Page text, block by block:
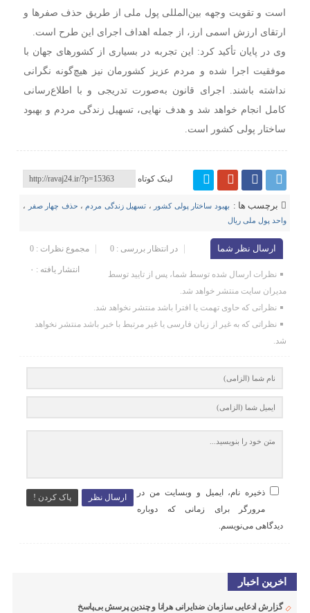
است و تقویت وجهه بین‌المللی پول ملی از طریق حذف صفرها و
ارتقای ارزش اسمی ارز، از جمله اهداف اجرای این طرح است.
وی در پایان تأکید کرد: این تجربه در بسیاری از کشورهای جهان با
موفقیت اجرا شده و مردم عزیز کشورمان نیز هیچ‌گونه نگرانی
نداشته باشند. اجرای قانون به‌صورت تدریجی و با اطلاع‌رسانی
کامل انجام خواهد شد و هدف نهایی، تسهیل زندگی مردم و بهبود
ساختار پولی کشور است.
لینک کوتاه
برچسب ها : بهبود ساختار پولی کشور ، تسهیل زندگی مردم ، حذف چهار صفر
،
واحد پول ملی ریال
ارسال نظر شما مجموع نظرات : 0 در انتظار بررسی : 0
انتشار یافته : ۰
نظرات ارسال شده توسط شما، پس از تایید توسط
مدیران سایت منتشر خواهد شد.
نظراتی که حاوی تهمت یا افترا باشد منتشر نخواهد شد.
نظراتی که به غیر از زبان فارسی یا غیر مرتبط با خبر باشد منتشر نخواهد
شد.
ارسال نظر پاک کردن !
ذخیره نام، ایمیل و وبسایت من در
مرورگر برای زمانی که دوباره
دیدگاهی می‌نویسم.
اخرین اخبار
گزارش ادعایی سازمان ضدایرانی هرانا و چندین پرسش بی‌پاسخ